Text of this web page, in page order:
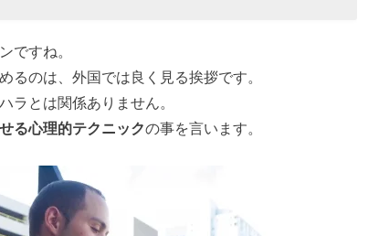
ですね。
るのは、外国では良く見る挨拶です。
ラとは関係ありません。
る心理的テクニックの事を言います。